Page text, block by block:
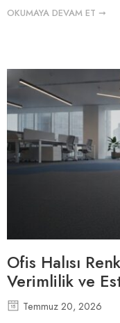
OKUMAYA DEVAM ET ➞
Ofis Halısı
Verimlilik ve
Temmuz 20, 2026